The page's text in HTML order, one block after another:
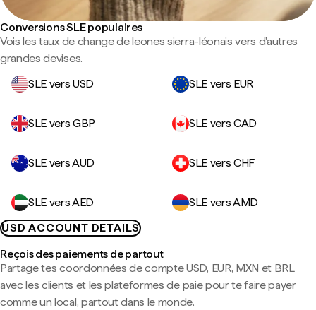
Conversions SLE populaires
Vois les taux de change de leones sierra-léonais vers d'autres
grandes devises.
SLE vers USD
SLE vers EUR
SLE vers GBP SLE vers CAD
SLE vers AUD SLE vers CHF
SLE vers AED
SLE vers AMD
USD ACCOUNT DETAILS
Reçois des paiements de partout
Partage tes coordonnées de compte USD, EUR, MXN et BRL
avec les clients et les plateformes de paie pour te faire payer
comme un local, partout dans le monde.